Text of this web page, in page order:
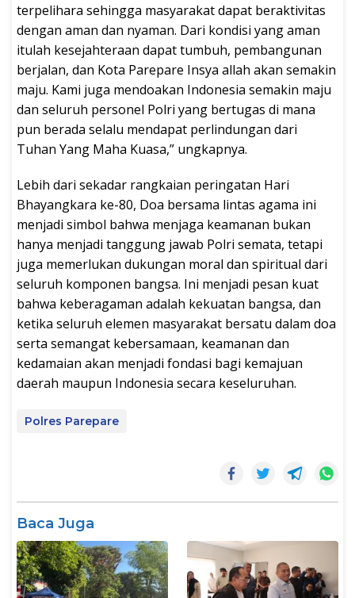
terpelihara sehingga masyarakat dapat beraktivitas
dengan aman dan nyaman. Dari kondisi yang aman
itulah kesejahteraan dapat tumbuh, pembangunan
berjalan, dan Kota Parepare Insya allah akan semakin
maju. Kami juga mendoakan Indonesia semakin maju
dan seluruh personel Polri yang bertugas di mana
pun berada selalu mendapat perlindungan dari
Tuhan Yang Maha Kuasa,” ungkapnya.
Lebih dari sekadar rangkaian peringatan Hari
Bhayangkara ke-80, Doa bersama lintas agama ini
menjadi simbol bahwa menjaga keamanan bukan
hanya menjadi tanggung jawab Polri semata, tetapi
juga memerlukan dukungan moral dan spiritual dari
seluruh komponen bangsa. Ini menjadi pesan kuat
bahwa keberagaman adalah kekuatan bangsa, dan
ketika seluruh elemen masyarakat bersatu dalam doa
serta semangat kebersamaan, keamanan dan
kedamaian akan menjadi fondasi bagi kemajuan
daerah maupun Indonesia secara keseluruhan.
Polres Parepare
Baca Juga